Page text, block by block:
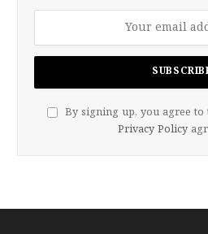
By signing up, you agree
Privacy Policy